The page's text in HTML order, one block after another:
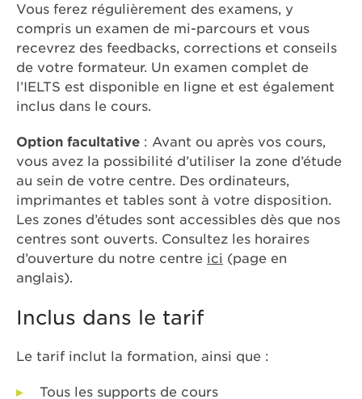
Vous ferez régulièrement des examens, y
compris un examen de mi-parcours et vous
recevrez des feedbacks, corrections et conseils
de votre formateur. Un examen complet de
l’IELTS est disponible en ligne et est également
inclus dans le cours.
Option facultative : Avant ou après vos cours,
vous avez la possibilité d’utiliser la zone d’étude
au sein de votre centre. Des ordinateurs,
imprimantes et tables sont à votre disposition.
Les zones d’études sont accessibles dès que nos
centres sont ouverts. Consultez les horaires
d’ouverture du notre centre ici (page en
anglais).
Inclus dans le tarif
Le tarif inclut la formation, ainsi que :
Tous les supports de cours